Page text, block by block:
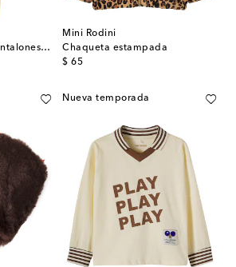
Set de sudadera y pantalones deportivos de algodón
Mini Rodini
Chaqueta estampada
$ 65
original price
Nueva temporada